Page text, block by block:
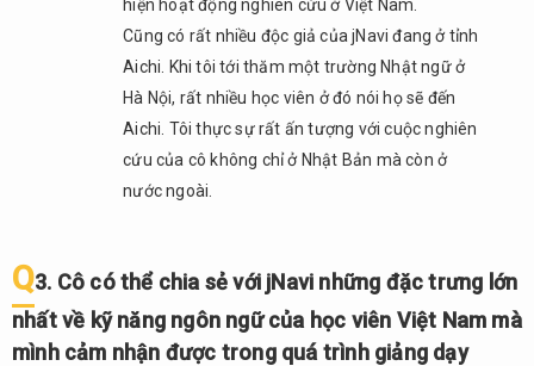
cần
phải
biết
những
hiện hoạt động nghiên cứu ở Việt Nam.
Cũng có rất nhiều độc giả của jNavi đang ở tỉnh
Aichi. Khi tôi tới thăm một trường Nhật ngữ ở
Hà Nội, rất nhiều học viên ở đó nói họ sẽ đến
Aichi. Tôi thực sự rất ấn tượng với cuộc nghiên
cứu của cô không chỉ ở Nhật Bản mà còn ở
nước ngoài.
Q3. Cô có thể chia sẻ với jNavi những đặc trưng lớn
nhất về kỹ năng ngôn ngữ của học viên Việt Nam mà
mình cảm nhận được trong quá trình giảng dạy